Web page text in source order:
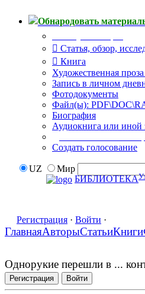
Обнародовать
Статья, обзор,
Книга
Художественная
Запись в личном
Фотодокументы
Файл(ы):
Биография
Аудиокнига или иной
Создать голосование
UZ
Мир
БИБЛИОТЕКА
Регистрация · Войти ·
ГлавнаяАвторыСтатьиКниги
Однорукие перешли в ...
Регистрация Войти